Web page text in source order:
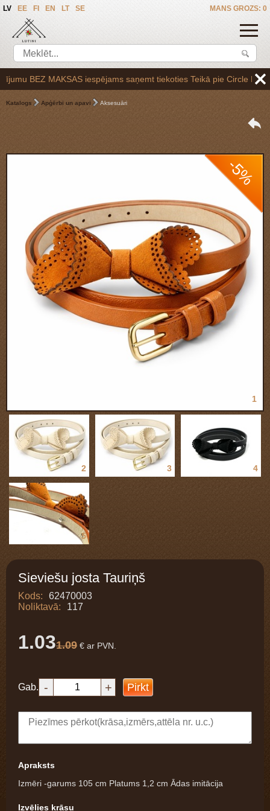
MANS GROZS: 0
LV EE FI EN LT SE
BEZ MAKSAS iespējams saņemt tiekoties Teikā pie Circle K
Katalogs Apģērbi un apavi Aksesuāri
1
-5%
2 3 4
5
Sieviešu josta Tauriņš
Kods:
62470003
Noliktavā:
117
1.031.09 € ar PVN.
Gab. - + Pirkt
Apraksts
Izmēri -garums 105 cm Platums 1,2 cm Ādas imitācija
Izvēlies krāsu